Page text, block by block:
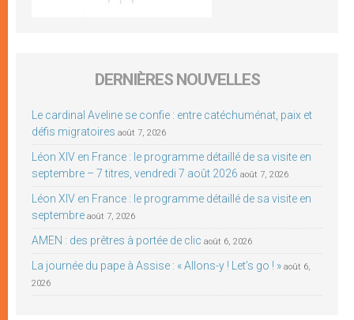
DERNIÈRES NOUVELLES
Le cardinal Aveline se confie : entre catéchuménat, paix et
défis migratoires août 7, 2026
Léon XIV en France : le programme détaillé de sa visite en
septembre – 7 titres, vendredi 7 août 2026 août 7, 2026
Léon XIV en France : le programme détaillé de sa visite en
septembre août 7, 2026
AMEN : des prêtres à portée de clic août 6, 2026
La journée du pape à Assise : « Allons-y ! Let’s go ! » août 6,
2026